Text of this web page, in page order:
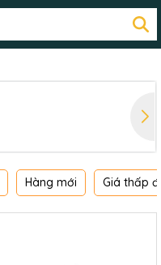
Hàng mới Giá thấp